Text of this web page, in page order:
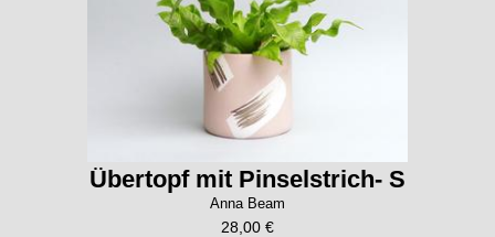
Übertopf mit Pinselstrich- S
Anna Beam
28,00 €